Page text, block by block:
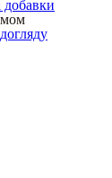
добавки